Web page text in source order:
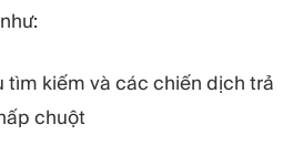
tìm kiếm và các chiến dịch trả
chuột